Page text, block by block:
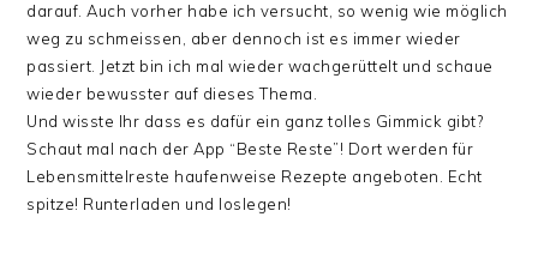
darauf. Auch vorher habe ich versucht, so wenig wie möglich
weg zu schmeissen, aber dennoch ist es immer wieder
passiert. Jetzt bin ich mal wieder wachgerüttelt und schaue
wieder bewusster auf dieses Thema.
Und wisste Ihr dass es dafür ein ganz tolles Gimmick gibt?
Schaut mal nach der App “Beste Reste”! Dort werden für
Lebensmittelreste haufenweise Rezepte angeboten. Echt
spitze! Runterladen und loslegen!